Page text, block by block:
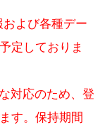
よび各種デー
定しておりま
対応のため、登
す。保持期間